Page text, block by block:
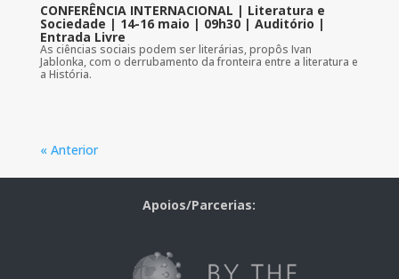
CONFERÊNCIA INTERNACIONAL | Literatura e
Sociedade | 14-16 maio | 09h30 | Auditório |
Entrada Livre
As ciências sociais podem ser literárias, propôs Ivan
Jablonka, com o derrubamento da fronteira entre a literatura e
a História.
« Anterior
Apoios/Parcerias: